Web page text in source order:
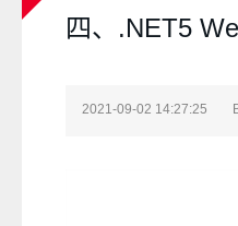
四、.NET5
2021-09-02 14:27:25